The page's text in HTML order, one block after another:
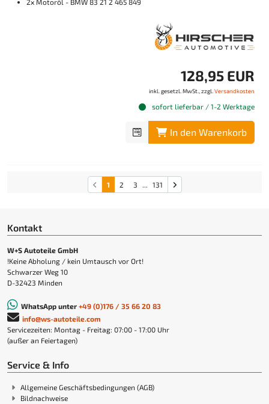
2x Motoröl - BMW 83 21 2 465 849
128,95 EUR
inkl. gesetzl. MwSt., zzgl. Versandkosten
sofort lieferbar / 1-2 Werktage
In den Warenkorb
1 2 3 ... 131
Kontakt
W+S Autoteile GmbH
!Keine Abholung / kein Umtausch vor Ort!
Schwarzer Weg 10
D-32423 Minden
WhatsApp unter +49 (0)176 / 35 66 20 83
info@ws-autoteile.com
Servicezeiten: Montag - Freitag: 07:00 - 17:00 Uhr
(außer an Feiertagen)
Service & Info
Allgemeine Geschäftsbedingungen (AGB)
Bildnachweise